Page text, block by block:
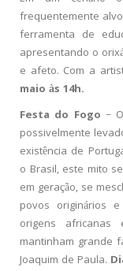
frequentemente
ferramenta de
apresentando o
e afeto. Com a
maio às 14h.
Festa do Fogo –
possivelmente
existência de
o Brasil, este mito
em geração, se
povos originários
origens
mantinham grande
Joaquim de Paula.